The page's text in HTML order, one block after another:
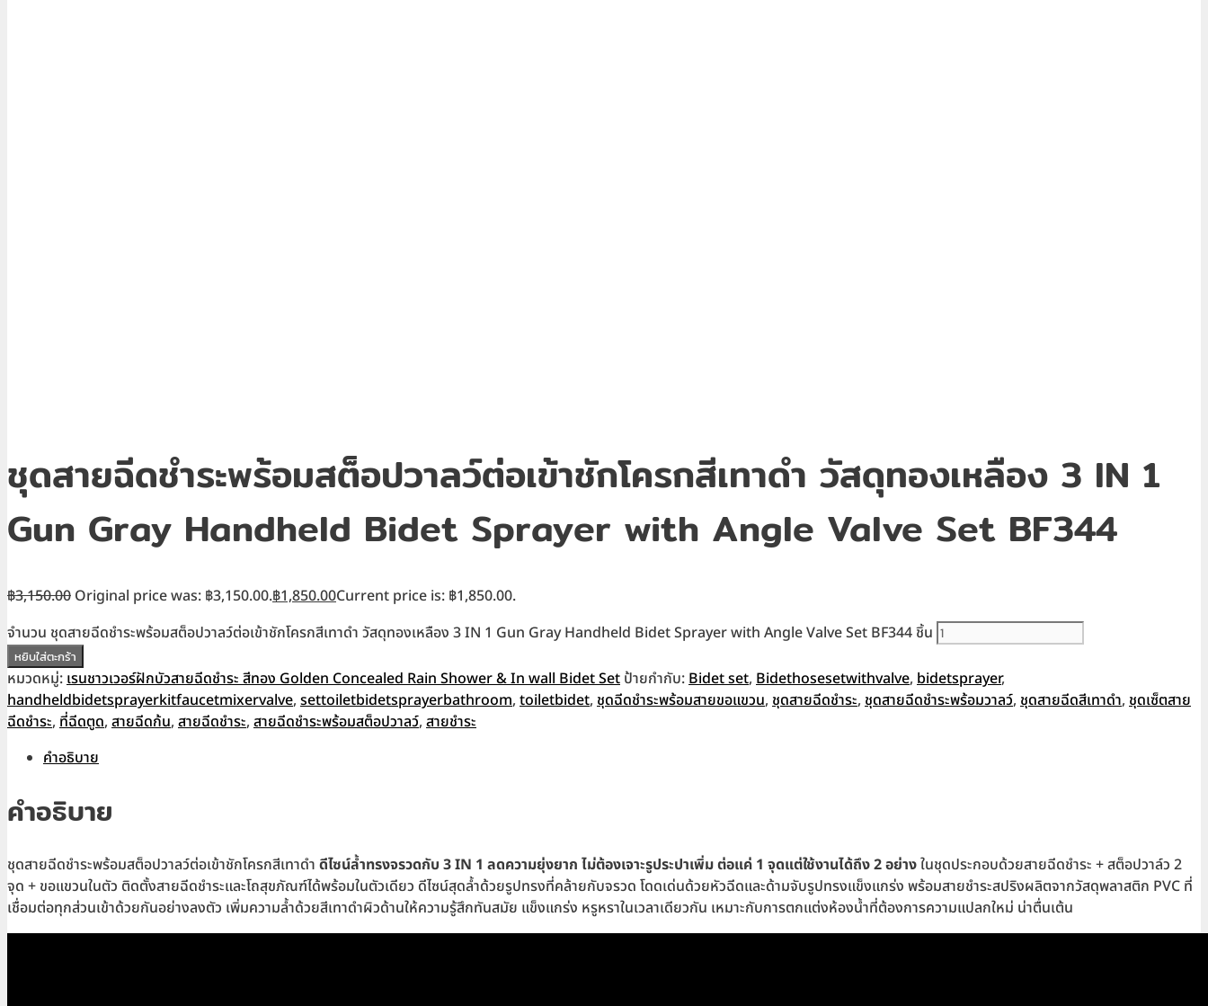
ชุดสายฉีดชำระพร้อมสต็อปวาลว์ต่อเข้าชักโครกสีเทาดำ วัสดุทองเหลือง 3 IN 1
Gun Gray Handheld Bidet Sprayer with Angle Valve Set BF344
฿3,150.00 Original price was: ฿3,150.00.฿1,850.00Current price is: ฿1,850.00.
จำนวน ชุดสายฉีดชำระพร้อมสต็อปวาลว์ต่อเข้าชักโครกสีเทาดำ วัสดุทองเหลือง 3 IN 1 Gun Gray Handheld Bidet Sprayer with Angle Valve Set BF344 ชิ้น
หยิบใส่ตะกร้า
หมวดหมู่:เรนชาวเวอร์ฝักบัวสายฉีดชำระ สีทอง Golden Concealed Rain Shower & In wall Bidet Set ป้ายกำกับ:Bidet set, Bidethosesetwithvalve, bidetsprayer,
handheldbidetsprayerkitfaucetmixervalve, settoiletbidetsprayerbathroom, toiletbidet, ชุดฉีดชำระพร้อมสายขอแขวน, ชุดสายฉีดชำระ, ชุดสายฉีดชำระพร้อมวาลว์, ชุดสายฉีดสีเทาดำ, ชุดเซ็ตสาย
ฉีดชำระ, ที่ฉีดตูด, สายฉีดก้น, สายฉีดชำระ, สายฉีดชำระพร้อมสต็อปวาลว์, สายชำระ
คำอธิบาย
คำอธิบาย
ชุดสายฉีดชำระพร้อมสต็อปวาลว์ต่อเข้าชักโครกสีเทาดำ ดีไซน์ล้ำทรงจรวดกับ 3IN 1 ลดความยุ่งยาก ไม่ต้องเจาะรูประปาเพิ่ม ต่อแค่ 1 จุดแต่ใช้งานได้ถึง 2 อย่างในชุดประกอบด้วยสายฉีดชำระ + สต็อปวาล์ว 2
จุด + ขอแขวนในตัว ติดตั้งสายฉีดชำระและโถสุขภัณฑ์ได้พร้อมในตัวเดียว ดีไซน์สุดล้ำด้วยรูปทรงที่คล้ายกับจรวด โดดเด่นด้วยหัวฉีดและด้ามจับรูปทรงแข็งแกร่ง พร้อมสายชำระสปริงผลิตจากวัสดุพลาสติก PVC ที่
เชื่อมต่อทุกส่วนเข้าด้วยกันอย่างลงตัว เพิ่มความล้ำด้วยสีเทาดำผิวด้านให้ความรู้สึกทันสมัย แข็งแกร่ง หรูหราในเวลาเดียวกัน เหมาะกับการตกแต่งห้องน้ำที่ต้องการความแปลกใหม่ น่าตื่นเต้น